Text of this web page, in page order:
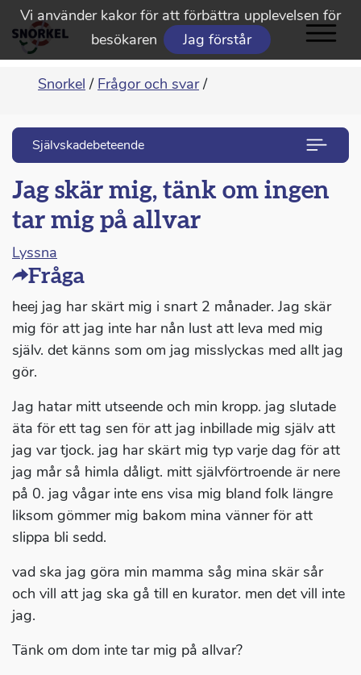
Vi använder kakor för att förbättra upplevelsen för
besökaren
Jag förstår
Snorkel / Frågor och svar /
Självskadebeteende
Jag skär mig, tänk om ingen
tar mig på allvar
Lyssna
Fråga
heej jag har skärt mig i snart 2 månader. Jag skär
mig för att jag inte har nån lust att leva med mig
själv. det känns som om jag misslyckas med allt jag
gör.
Jag hatar mitt utseende och min kropp. jag slutade
äta för ett tag sen för att jag inbillade mig själv att
jag var tjock. jag har skärt mig typ varje dag för att
jag mår så himla dåligt. mitt självförtroende är nere
på 0. jag vågar inte ens visa mig bland folk längre
liksom gömmer mig bakom mina vänner för att
slippa bli sedd.
vad ska jag göra min mamma såg mina skär sår
och vill att jag ska gå till en kurator. men det vill inte
jag.
Tänk om dom inte tar mig på allvar?